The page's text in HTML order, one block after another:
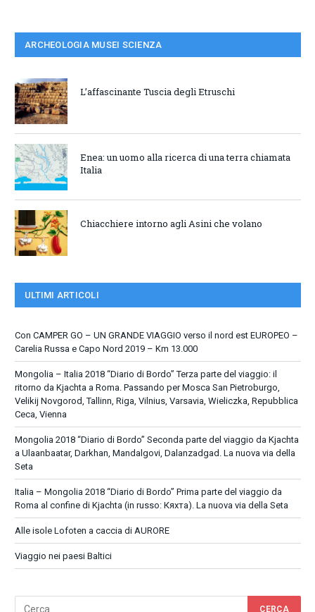
ARCHEOLOGIA MUSEI SCIENZA
L’affascinante Tuscia degli Etruschi
Enea: un uomo alla ricerca di una terra chiamata
Italia
Chiacchiere intorno agli Asini che volano
ULTIMI ARTICOLI
Con CAMPER GO – UN GRANDE VIAGGIO verso il nord est EUROPEO –
Carelia Russa e Capo Nord 2019 – Km 13.000
Mongolia – Italia 2018 “Diario di Bordo” Terza parte del viaggio: il
ritorno da Kjachta a Roma. Passando per Mosca San Pietroburgo,
Velikij Novgorod, Tallinn, Riga, Vilnius, Varsavia, Wieliczka, Repubblica
Ceca, Vienna
Mongolia 2018 “Diario di Bordo” Seconda parte del viaggio da Kjachta
a Ulaanbaatar, Darkhan, Mandalgovi, Dalanzadgad. La nuova via della
Seta
Italia – Mongolia 2018 “Diario di Bordo” Prima parte del viaggio da
Roma al confine di Kjachta (in russo: Кяхта). La nuova via della Seta
Alle isole Lofoten a caccia di AURORE
Viaggio nei paesi Baltici